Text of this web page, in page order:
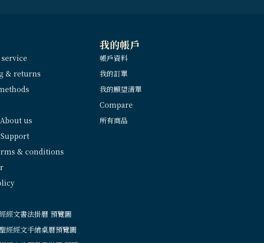
service
& returns
About us
& conditions
經文書法掛曆 預覽圖
經經文手繪桌曆預覽圖
我的帳戶
帳戶資料
我的訂單
我的願望清單
Compare
所有商品